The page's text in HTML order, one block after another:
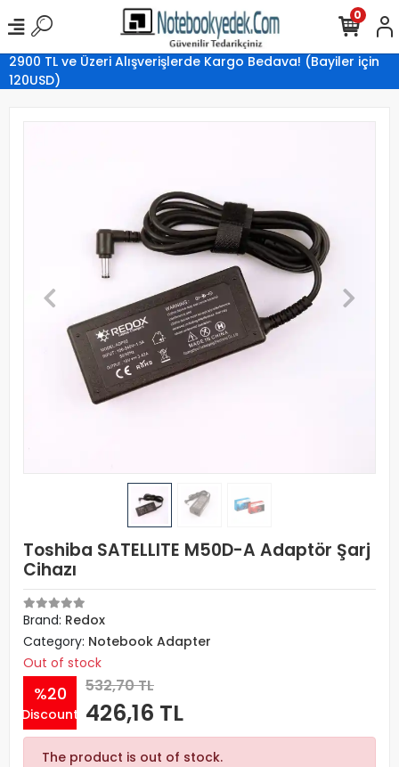
2900 TL ve Üzeri Alışverişlerde Kargo Bedava! (Bayiler için
120USD)
0
Toshiba SATELLITE M50D-A Adaptör Şarj
Cihazı
Brand: Redox
Category: Notebook Adapter
Out of stock
%20
Discount
532,70 TL
426,16 TL
The product is out of stock.